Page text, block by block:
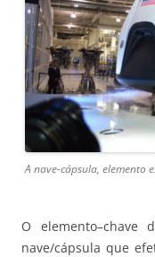
A nave-cápsula, elemento
O
nave/cápsula que